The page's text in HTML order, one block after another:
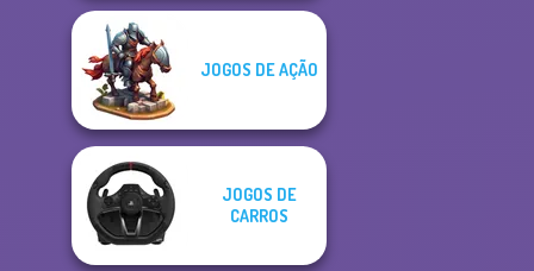
JOGOS DE AÇÃO
JOGOS DE
CARROS